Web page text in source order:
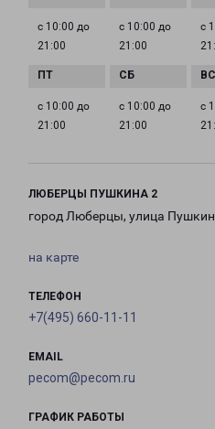
с 10:00 до
21:00
с 10:00 до
21:00
с
с 10:00 до
21:00
с 10:00 до
21:00
с
ЛЮБЕРЦЫ ПУШКИНА 2
город Люберцы, улица
на карте
ТЕЛЕФОН
+7(495) 660-11-11
EMAIL
pecom@pecom.ru
ГРАФИК РАБОТЫ